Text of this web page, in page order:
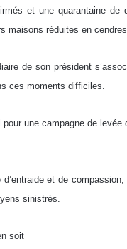
et une quarantaine de
maisons réduites en
de son président
ces moments difficiles.
une campagne de
et de
sinistrés.
soit